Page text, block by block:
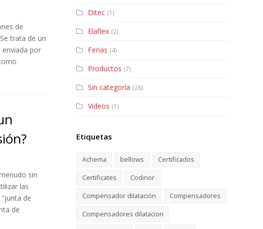
de
trata de un
por
sin
las
de
de
Ditec (1)
Elaflex (2)
Ferias (4)
Productos (7)
Sin categoría (28)
Videos (1)
Etiquetas
Achema bellows
Certificados
Certificates
Codinor
Compensador dilatación
Compensadores
Compensadores dilatacion